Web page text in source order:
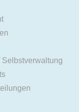
Selbstverwaltung